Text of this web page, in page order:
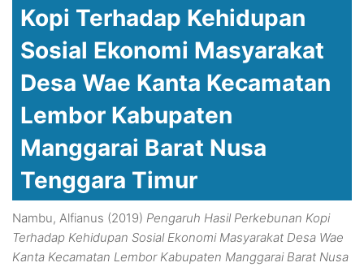
Kopi Terhadap Kehidupan
Sosial Ekonomi Masyarakat
Desa Wae Kanta Kecamatan
Lembor Kabupaten
Manggarai Barat Nusa
Tenggara Timur
Nambu, Alfianus (2019) Pengaruh Hasil Perkebunan Kopi
Terhadap Kehidupan Sosial Ekonomi Masyarakat Desa Wae
Kanta Kecamatan Lembor Kabupaten Manggarai Barat Nusa